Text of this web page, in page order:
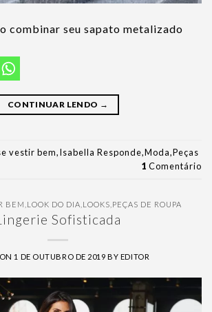
combinar seu sapato metalizado
CONTINUAR LENDO →
vestir bem,Isabella Responde,Moda,Peças
1 Comentário
BEM LOOK DO DIA LOOKS PEÇAS DE ROUPA
Sofisticada
1 DE OUTUBRO DE 2019 BY EDITOR